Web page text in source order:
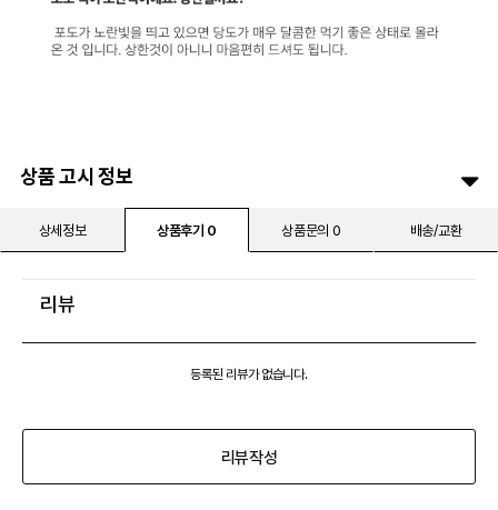
상품 고시 정보
상세정보 상품후기 0 상품문의 0 배송/교환
리뷰
등록된 리뷰가 없습니다.
리뷰작성